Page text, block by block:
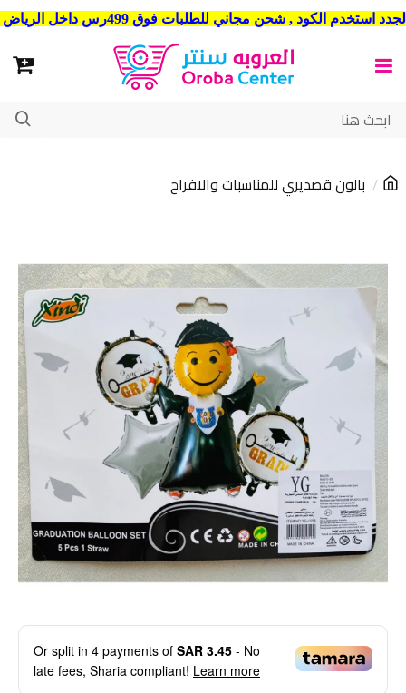
شحن مجاني للطلبات فوق 499رس داخل الرياض . وشحن الي جميع مدن المملكة العربية السعودية
بالون قصديري للمناسبات والافراح
Or split in 4 payments of SAR 3.45 - No
late fees, Sharia compliant! Learn more